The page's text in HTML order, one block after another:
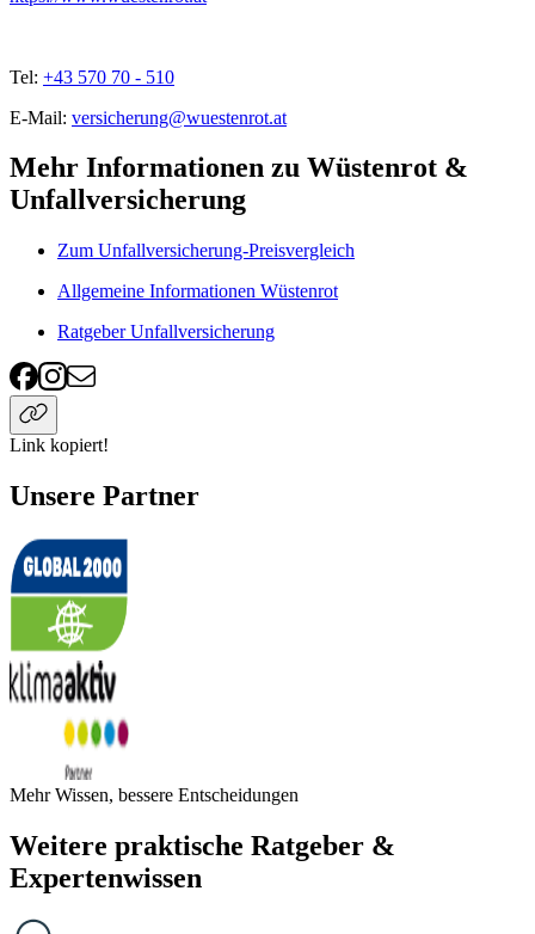
Tel: +43 570 70 - 510
E-Mail: versicherung@wuestenrot.at
Mehr Informationen zu Wüstenrot &
Unfallversicherung
Zum Unfallversicherung-Preisvergleich
Allgemeine Informationen Wüstenrot
Ratgeber Unfallversicherung
Link kopiert!
Unsere Partner
Mehr Wissen, bessere Entscheidungen
Weitere praktische Ratgeber &
Expertenwissen